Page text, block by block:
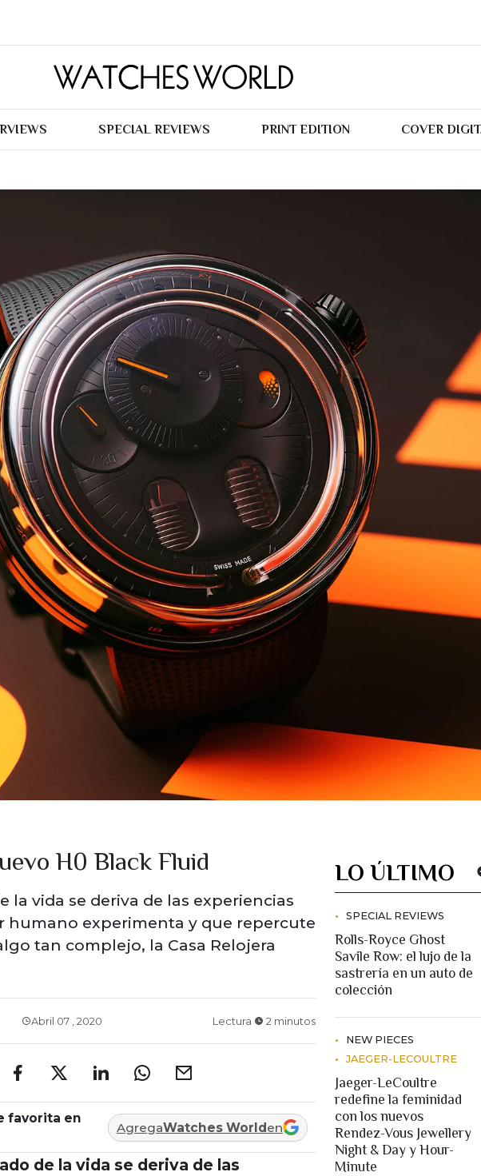
SPECIAL REVIEWS PRINT EDITION COVER
H0 Black Fluid
la vida se deriva de las experiencias
humano experimenta y que repercute
tan complejo, la Casa Relojera
Abril 07 , 2020 Lectura 2 minutos
favorita en
AgregaWatches Worlden
de la vida se deriva de las
LO ÚLTIMO
SPECIAL REVIEWS
Rolls-Royce Ghost
Savile Row: el lujo de la
sastrería en un auto de
colección
NEW PIECES
JAEGER-LECOULTRE
Jaeger-LeCoultre
redefine la feminidad
con los nuevos
Rendez-Vous Jewellery
Night & Day y Hour-
Minute